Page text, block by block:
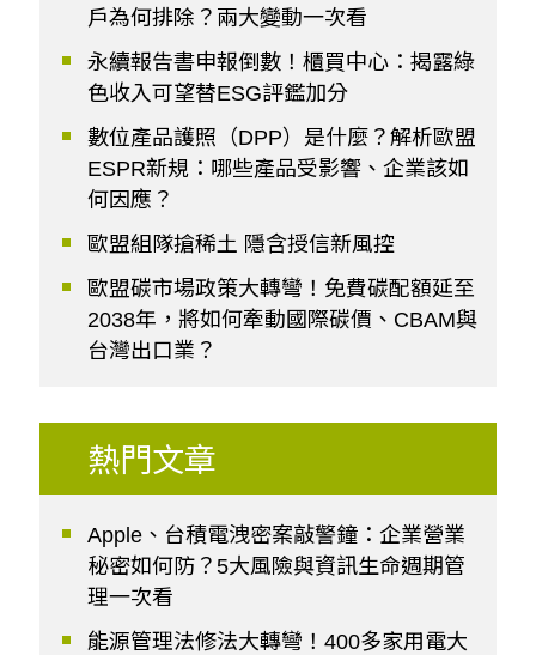
戶為何排除？兩大變動一次看
永續報告書申報倒數！櫃買中心：揭露綠
色收入可望替ESG評鑑加分
數位產品護照（DPP）是什麼？解析歐盟
ESPR新規：哪些產品受影響、企業該如
何因應？
歐盟組隊搶稀土 隱含授信新風控
歐盟碳市場政策大轉彎！免費碳配額延至
2038年，將如何牽動國際碳價、CBAM與
台灣出口業？
熱門文章
Apple、台積電洩密案敲警鐘：企業營業
秘密如何防？5大風險與資訊生命週期管
理一次看
能源管理法修法大轉彎！400多家用電大